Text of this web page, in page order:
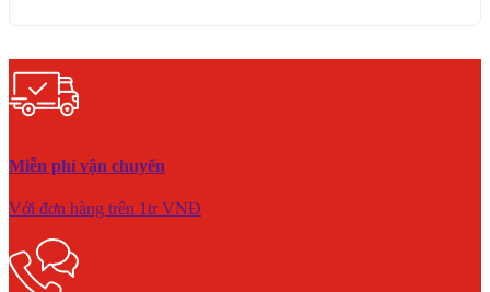
Miễn phí vận chuyển
Với đơn hàng trên 1tr VNĐ